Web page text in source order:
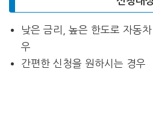
낮은 금리, 높은 한도로 자동
우
간편한 신청을 원하시는 경우